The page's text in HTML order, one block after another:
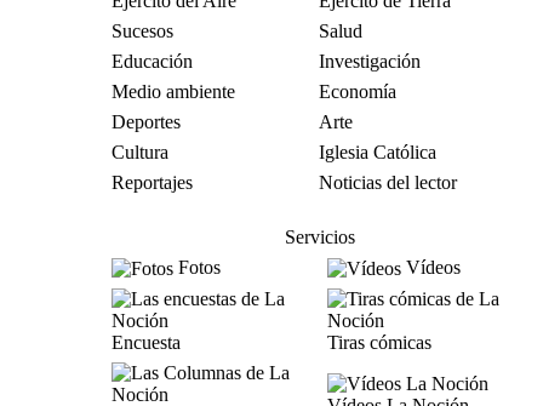
Sucesos
Salud
Educación
Investigación
Medio ambiente
Economía
Deportes
Arte
Cultura
Iglesia Católica
Reportajes
Noticias del lector
Servicios
Fotos
Vídeos
Encuesta Tiras cómicas